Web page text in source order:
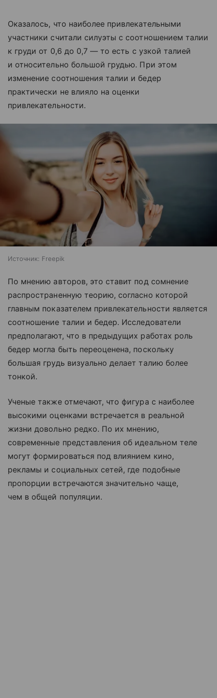
Оказалось, что наиболее привлекательными
участники считали силуэты с соотношением талии
к груди от 0,6 до 0,7 — то есть с узкой талией
и относительно большой грудью. При этом
изменение соотношения талии и бедер
практически не влияло на оценки
привлекательности.
Источник: Freepik
По мнению авторов, это ставит под сомнение
распространенную теорию, согласно которой
главным показателем привлекательности является
соотношение талии и бедер. Исследователи
предполагают, что в предыдущих работах роль
бедер могла быть переоценена, поскольку
большая грудь визуально делает талию более
тонкой.
Ученые также отмечают, что фигура с наиболее
высокими оценками встречается в реальной
жизни довольно редко. По их мнению,
современные представления об идеальном теле
могут формироваться под влиянием кино,
рекламы и социальных сетей, где подобные
пропорции встречаются значительно чаще,
чем в общей популяции.